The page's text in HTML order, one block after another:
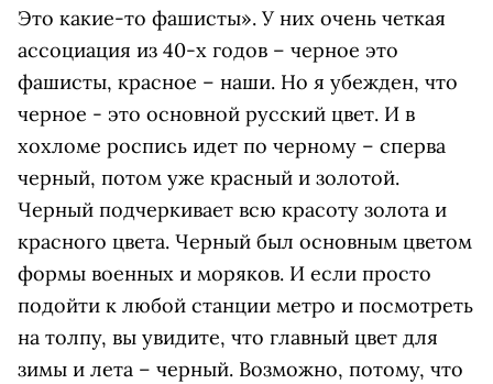
Это какие-то фашисты». У них очень четкая
ассоциация из 40-х годов – черное это
фашисты, красное – наши. Но я убежден, что
черное - это основной русский цвет. И в
хохломе роспись идет по черному – сперва
черный, потом уже красный и золотой.
Черный подчеркивает всю красоту золота и
красного цвета. Черный был основным цветом
формы военных и моряков. И если просто
подойти к любой станции метро и посмотреть
на толпу, вы увидите, что главный цвет для
зимы и лета – черный. Возможно, потому, что